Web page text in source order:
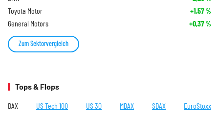
Toyota Motor +1,57%
General Motors +0,37%
Zum Sektorvergleich
Tops & Flops
DAX US Tech 100 US 30 MDAX SDAX EuroStoxx